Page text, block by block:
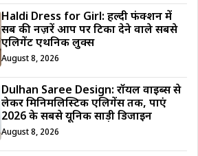
Haldi Dress for Girl: हल्दी फंक्शन में
सब की नज़रें आप पर टिका देने वाले सबसे
एलिगेंट एथनिक लुक्स
August 8, 2026
Dulhan Saree Design: रॉयल वाइब्स से
लेकर मिनिमलिस्टिक एलिगेंस तक, पाएं
2026 के सबसे यूनिक साड़ी डिजाईन
August 8, 2026